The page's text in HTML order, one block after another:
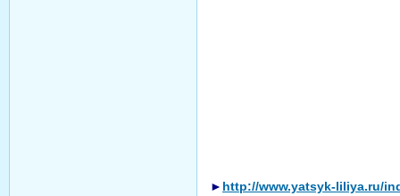
► http://www.yatsyk-liliya.ru/